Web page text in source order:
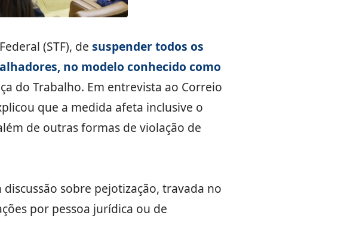
(STF), de suspender todos os
no modelo conhecido como
do Trabalho. Em entrevista ao Correio
que a medida afeta inclusive o
de outras formas de violação de
sobre pejotização, travada no
por pessoa jurídica ou de